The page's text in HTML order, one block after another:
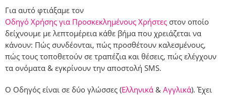
Για αυτό φτιάξαμε τον
Οδηγό Χρήσης για Προσκεκλημένους Χρήστες στον οποίο
δείχνουμε με λεπτομέρεια κάθε βήμα που χρειάζεται να
κάνουν: Πώς συνδέονται, πώς προσθέτουν καλεσμένους,
πώς τους τοποθετούν σε τραπέζια και θέσεις, πώς ελέγχουν
τα ονόματα & εγκρίνουν την αποστολή SMS.
Ο Οδηγός είναι σε δύο γλώσσες (Ελληνικά & Αγγλικά). Έχει